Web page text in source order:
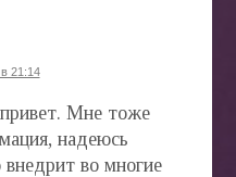
21:14
Мне тоже
надеюсь
во многие